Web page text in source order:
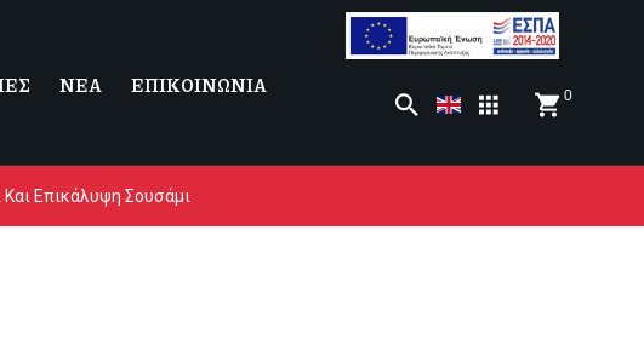
0
ΝΕΑ ΕΠΙΚΟΙΝΩΝΙΑ
Επικάλυψη Σουσάμι